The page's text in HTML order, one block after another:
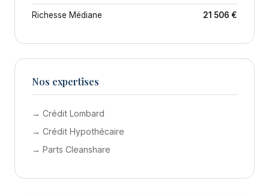
Richesse Médiane 21 506 €
Nos expertises
→ Crédit Lombard
→ Crédit Hypothécaire
→ Parts Cleanshare